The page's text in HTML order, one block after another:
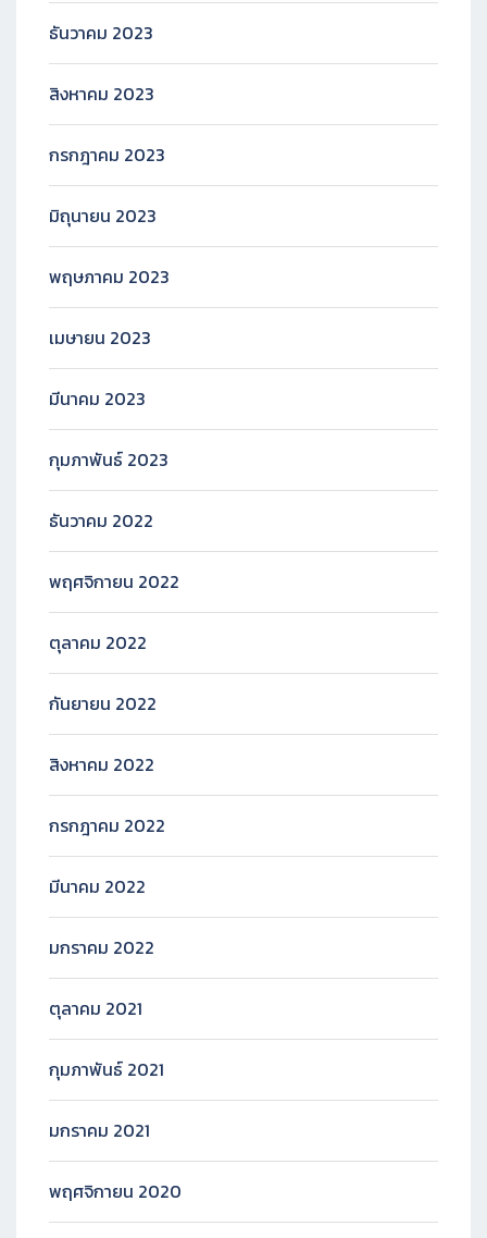
ธันวาคม 2023
สิงหาคม 2023
กรกฎาคม 2023
มิถุนายน 2023
พฤษภาคม 2023
เมษายน 2023
มีนาคม 2023
กุมภาพันธ์ 2023
ธันวาคม 2022
พฤศจิกายน 2022
ตุลาคม 2022
กันยายน 2022
สิงหาคม 2022
กรกฎาคม 2022
มีนาคม 2022
มกราคม 2022
ตุลาคม 2021
กุมภาพันธ์ 2021
มกราคม 2021
พฤศจิกายน 2020